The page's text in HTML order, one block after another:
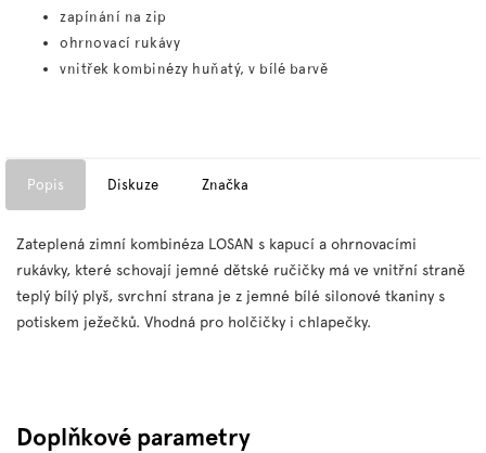
zapínání na zip
ohrnovací rukávy
vnitřek kombinézy huňatý, v bílé barvě
Popis Diskuze Značka
Zateplená zimní kombinéza LOSAN s kapucí a ohrnovacími
rukávky, které schovají jemné dětské ručičky má ve vnitřní straně
teplý bílý plyš, svrchní strana je z jemné bílé silonové tkaniny s
potiskem ježečků. Vhodná pro holčičky i chlapečky.
Doplňkové parametry